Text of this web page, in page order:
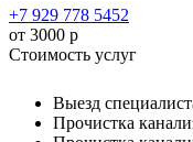
+7 929 778 5452
от 3000 р
Стоимость услуг
Выезд
Прочистка